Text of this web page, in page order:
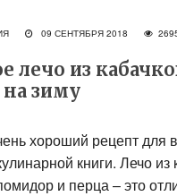
09 СЕНТЯБРЯ 2018
лечо из
на зиму
хороший рецепт для
книги. Лечо из
и перца – это